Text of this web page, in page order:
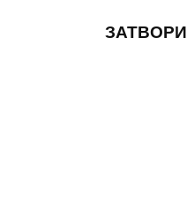
ЗАТВОРИ